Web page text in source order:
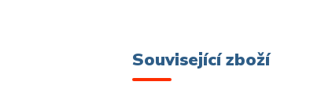
Související zboží